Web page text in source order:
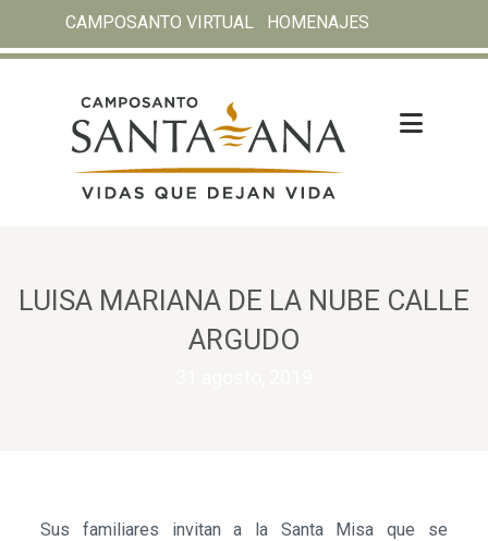
CAMPOSANTO VIRTUAL HOMENAJES
LUISA MARIANA DE LA NUBE CALLE
ARGUDO
Sus familiares invitan a la Santa Misa que se